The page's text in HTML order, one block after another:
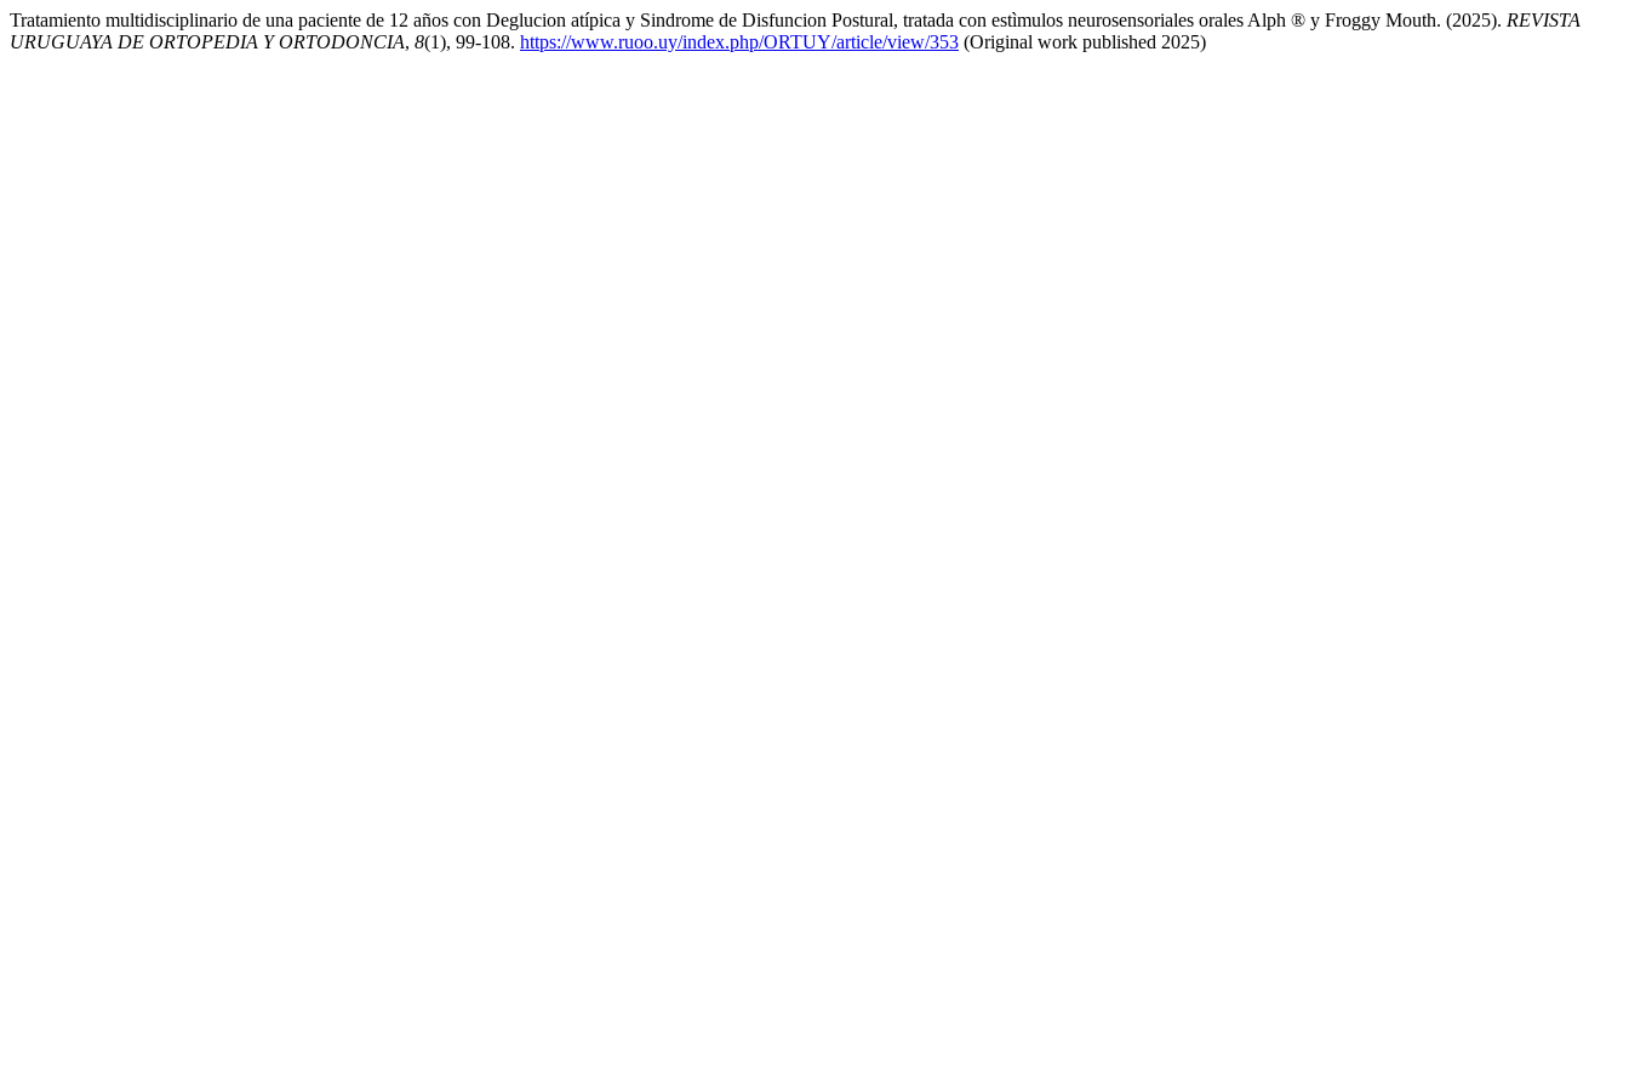
Tratamiento multidisciplinario de una paciente de 12 años con Deglucion atípica y Sindrome de Disfuncion Postural, tratada con estìmulos neurosensoriales orales Alph ® y Froggy Mouth. (2025). REVISTA
URUGUAYA DE ORTOPEDIA Y ORTODONCIA, 8(1), 99-108. https://www.ruoo.uy/index.php/ORTUY/article/view/353 (Original work published 2025)